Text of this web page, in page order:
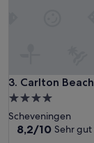
3. Carlton Beach
Carlton Beach
4.0-
Sterne-
Unterkunft
Scheveningen
8.2
8,2/10 Sehr gut